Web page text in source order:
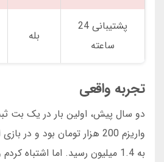
پشتیبانی 24
ساعته
بله
تجربه واقعی
دو سال پیش، اولین بار در یک بت
به 1.4 میلیون رسید. اما اشتباه